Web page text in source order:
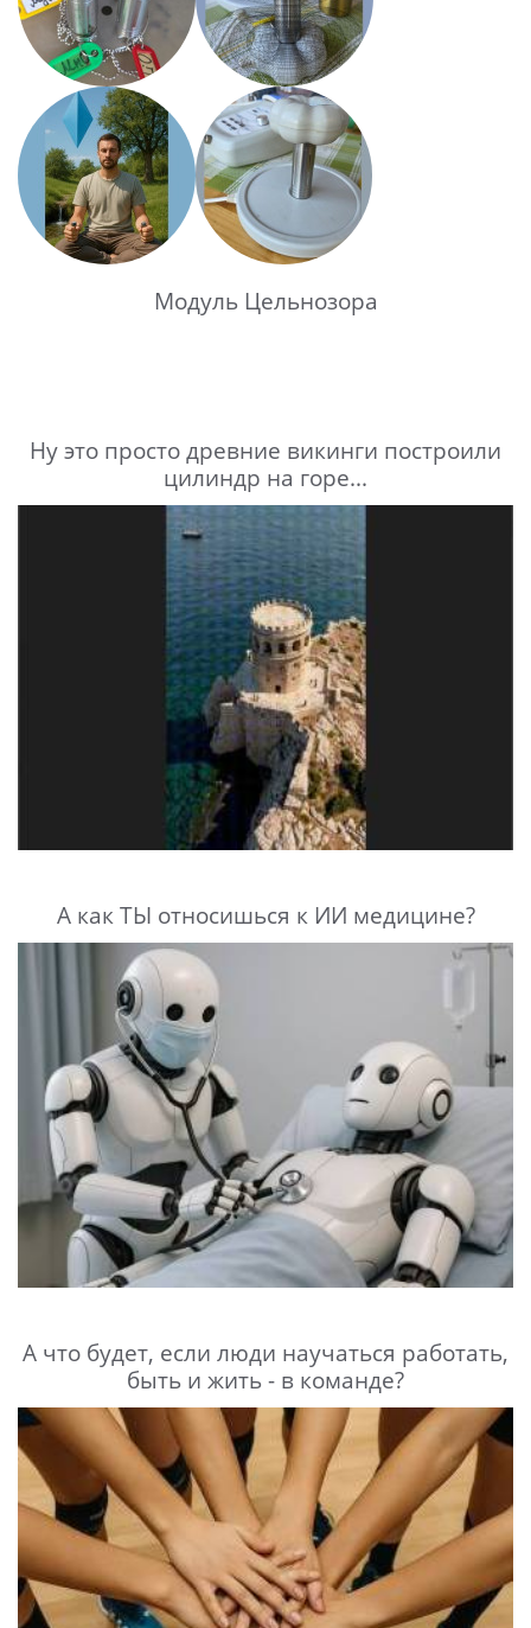
Модуль Цельнозора
Ну это просто древние викинги построили
цилиндр на горе...
А как ТЫ относишься к ИИ медицине?
А что будет, если люди научаться работать,
быть и жить - в команде?